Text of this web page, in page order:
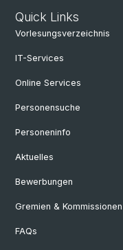
Quick Links
Vorlesungsverzeichnis
IT-Services
Online Services
Personensuche
Personeninfo
Aktuelles
Bewerbungen
Gremien & Kommissionen
FAQs